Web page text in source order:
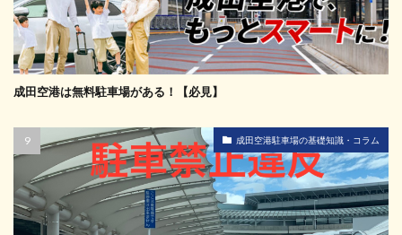
成田空港は無料駐車場がある！【必見】
成田空港駐車場の基礎知識・コラム